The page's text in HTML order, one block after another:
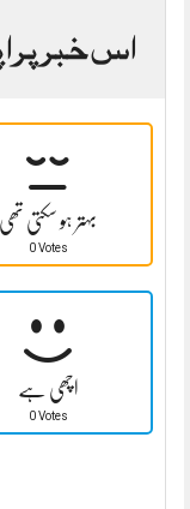
اس خبر پر
بہتر ہو سکتی تھی
0 Votes
اچھی ہے
0 Votes